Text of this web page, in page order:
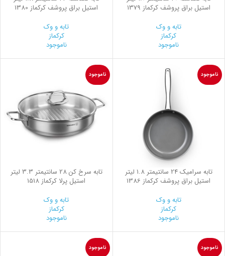
استیل براق پروشف کرکماز 1379
تابه و وک
کرکماز
ناموجود
استیل براق پروشف کرکماز 1380
تابه و وک
کرکماز
ناموجود
ناموجود
تابه سرامیک 24 سانتیمتر 1.8 لیتر
استیل براق پروشف کرکماز 1386
تابه و وک
کرکماز
ناموجود
ناموجود
تابه سرخ کن 28 سانتیمتر 3.3 لیتر
استیل پرلا کرکماز 1518
تابه و وک
کرکماز
ناموجود
ناموجود ناموجود